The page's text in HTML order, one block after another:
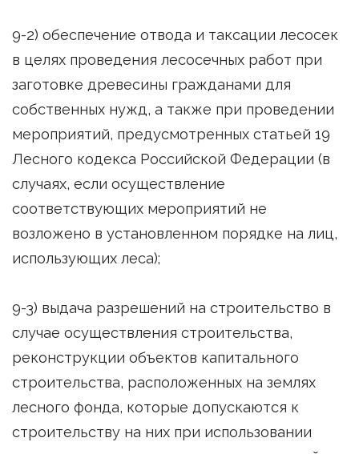
9-2) обеспечение отвода и таксации лесосек
в целях проведения лесосечных работ при
заготовке древесины гражданами для
собственных нужд, а также при проведении
мероприятий, предусмотренных статьей 19
Лесного кодекса Российской Федерации (в
случаях, если осуществление
соответствующих мероприятий не
возложено в установленном порядке на лиц,
использующих леса);
9-3) выдача разрешений на строительство в
случае осуществления строительства,
реконструкции объектов капитального
строительства, расположенных на землях
лесного фонда, которые допускаются к
строительству на них при использовании